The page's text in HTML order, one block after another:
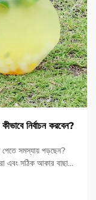
নির্বাচন করবেন?
পেতে সমস্যায় পড়ছেন?
এবং সঠিক আকার বাছাই